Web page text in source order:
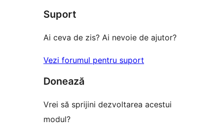
(stele)
recenzii
Suport
Ai ceva de zis? Ai nevoie de ajutor?
Vezi forumul pentru suport
Donează
Vrei să sprijini dezvoltarea acestui
modul?